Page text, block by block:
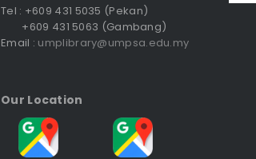
Tel : +609 431 5035 (Pekan)
+609 431 5063 (Gambang)
Email : umplibrary@umpsa.edu.my
Our Location